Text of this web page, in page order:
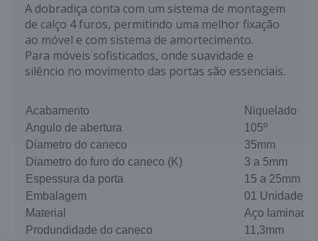
A dobradiça conta com um sistema de montagem
de calço 4 furos, permitindo uma melhor fixação
ao móvel e com sistema de amortecimento.
Para móveis sofisticados, onde suavidade e
silêncio no movimento das portas são essenciais.
Acabamento
Niquelado
Angulo de abertura
105º
Diametro do caneco
35mm
Diametro do furo do caneco (K)
3 a 5mm
Espessura da porta
15 a 25mm
Embalagem
01 Unidade
Material
Aço laminado
Produndidade do caneco
11,3mm